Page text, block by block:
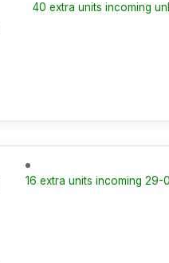
40 extra units incoming
16 extra units incoming 29-